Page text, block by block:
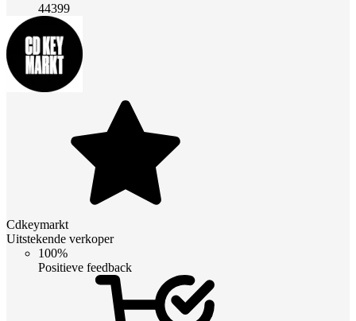
44399
Cdkeymarkt
Uitstekende verkoper
100%
Positieve feedback